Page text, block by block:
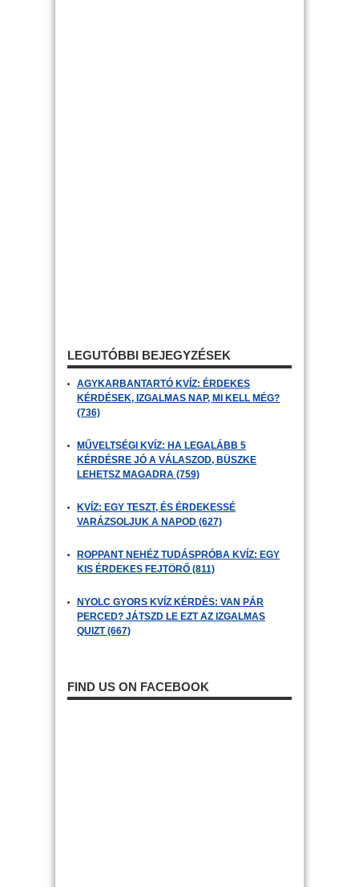
LEGUTÓBBI BEJEGYZÉSEK
AGYKARBANTARTÓ KVÍZ: ÉRDEKES
KÉRDÉSEK, IZGALMAS NAP, MI KELL MÉG?
(736)
MŰVELTSÉGI KVÍZ: HA LEGALÁBB 5
KÉRDÉSRE JÓ A VÁLASZOD, BÜSZKE
LEHETSZ MAGADRA (759)
KVÍZ: EGY TESZT, ÉS ÉRDEKESSÉ
VARÁZSOLJUK A NAPOD (627)
ROPPANT NEHÉZ TUDÁSPRÓBA KVÍZ: EGY
KIS ÉRDEKES FEJTÖRŐ (811)
NYOLC GYORS KVÍZ KÉRDÉS: VAN PÁR
PERCED? JÁTSZD LE EZT AZ IZGALMAS
QUIZT (667)
FIND US ON FACEBOOK